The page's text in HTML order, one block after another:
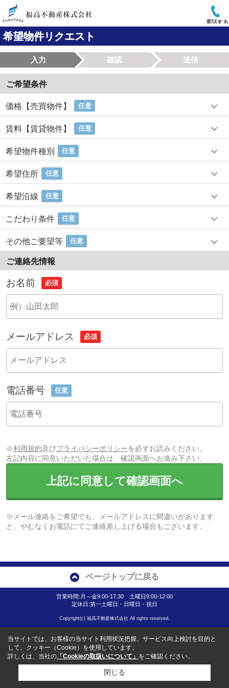
電話する
希望物件リクエスト
入力 確認 送信
ご希望条件
価格【売買物件】 任意
賃料【賃貸物件】 任意
希望物件種別 任意
希望住所 任意
希望沿線 任意
こだわり条件 任意
その他ご要望等 任意
ご連絡先情報
お名前 必須
メールアドレス 必須
電話番号 任意
※利用規約及びプライバシーポリシーを必ずお読みください。
左記内容に同意いただいた場合は、確認画面へお進み下さい。
上記に同意して確認画面へ
※メール連絡をご希望でも、メールアドレスに間違いがあります
と、やむなくお電話にてご連絡差し上げる場合もございます。
ページトップに戻る
営業時間:月～金9:00-17:30 土曜日9:00-12:00
定休日:第一土曜日・日曜日・祝日
Copyright(c) 福高不動産株式会社 All rights reserved.
当サイトでは、お客様の当サイト利用状況把握、サービス向上検討を目的と
して、クッキー（Cookie）を使用しています。
詳しくは、当社の 「Cookieの取扱いについて」 をご確認ください。
閉じる